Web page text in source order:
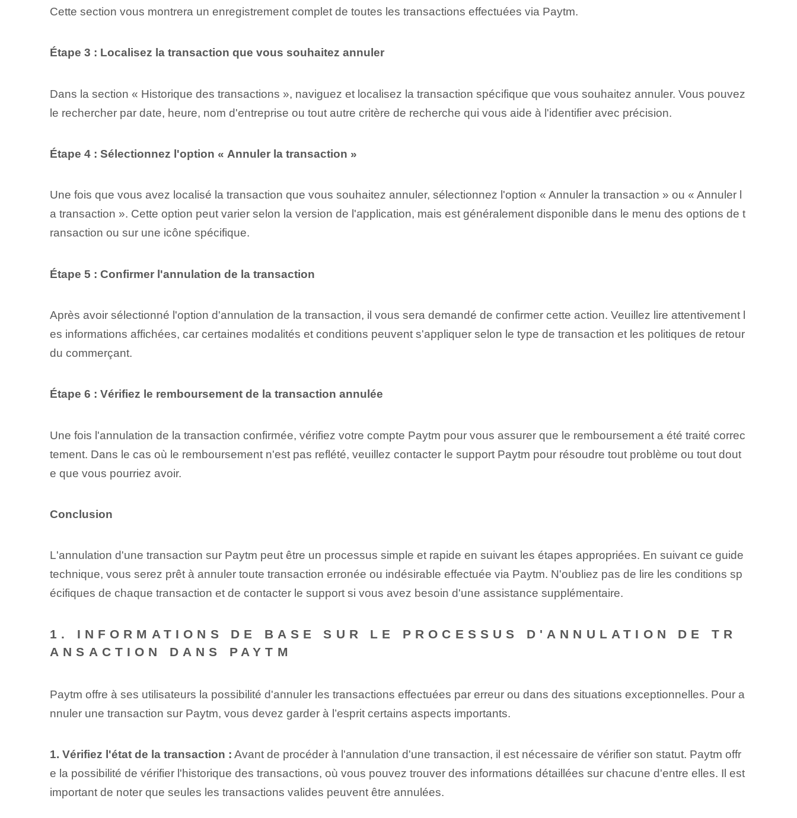
Cette section‌ vous montrera un enregistrement complet de toutes les transactions effectuées via ‌Paytm.
Étape 3 : Localisez la transaction que vous souhaitez annuler
Dans la section « Historique des transactions », naviguez et localisez la transaction spécifique que vous souhaitez annuler. Vous pouvez
le rechercher par date, heure, nom d'entreprise ou tout autre critère de recherche qui vous aide à l'identifier avec précision.
Étape 4 : Sélectionnez l'option « Annuler la transaction »
Une fois que vous avez localisé la transaction que vous souhaitez annuler, sélectionnez l'option « Annuler la transaction » ou « Annuler l
a transaction ». Cette option peut varier selon la version de l'application, mais est généralement disponible dans le menu des options de t
ransaction ou sur une icône spécifique.
Étape 5 : Confirmer l'annulation de la transaction
Après avoir sélectionné l'option d'annulation de la transaction, il vous sera demandé de confirmer cette action. Veuillez lire attentivement l
es informations affichées, car certaines modalités et conditions peuvent s'appliquer selon le type de transaction et les politiques de retour
du commerçant.
Étape 6 : Vérifiez le ⁢remboursement⁣ de la transaction annulée
Une fois l'annulation de la transaction confirmée, vérifiez votre compte Paytm pour vous assurer que le remboursement a été traité correc
tement. Dans le cas où le remboursement n'est pas reflété, veuillez contacter le support Paytm pour résoudre tout problème ou tout dout
e que vous pourriez avoir.
Conclusion
L'annulation d'une transaction sur Paytm peut être un processus simple et rapide en suivant les étapes appropriées. En suivant ce guide
technique, vous serez prêt à annuler toute transaction erronée ou indésirable effectuée via Paytm. N'oubliez pas de lire les conditions sp
écifiques de chaque transaction et de contacter le support si vous avez besoin d'une assistance supplémentaire.
1. INFORMATIONS DE BASE SUR LE PROCESSUS D'ANNULATION DE TR
ANSACTION DANS PAYTM
Paytm offre à ses utilisateurs la possibilité d'annuler les transactions effectuées par erreur ou dans des situations exceptionnelles. Pour a
nnuler une ‌transaction⁣ sur Paytm, vous devez garder à l’esprit certains aspects importants.
1. Vérifiez l'état de la⁤ transaction : Avant de procéder à l'annulation⁤ d'une transaction, il est nécessaire de vérifier son statut.⁣ Paytm offr
e la possibilité de vérifier l'historique des transactions, où vous pouvez trouver des informations détaillées sur ⁣chacune⁣ d'entre elles. Il est
important de noter que seules les transactions valides peuvent être annulées.